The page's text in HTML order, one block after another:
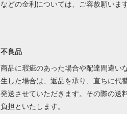
などの金利については、ご容赦願います
不良品
商品に瑕疵のあった場合や配達間違い
生した場合は、返品を承り、直ちに代
発送させていただきます。その際の送
負担といたします。